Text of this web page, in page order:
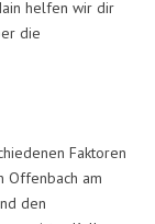
helfen wir dir
die
Faktoren
Offenbach am
den